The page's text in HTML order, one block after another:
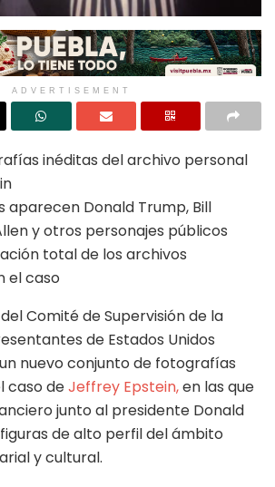
ADVERTISEMENT
inéditas del archivo personal
aparecen Donald Trump, Bill
y otros personajes públicos
total de los archivos
el caso
Comité de Supervisión de la
de Estados Unidos
nuevo conjunto de fotografías
caso deJeffrey Epstein,en las que
junto al presidente Donald
de alto perfil del ámbito
y cultural.